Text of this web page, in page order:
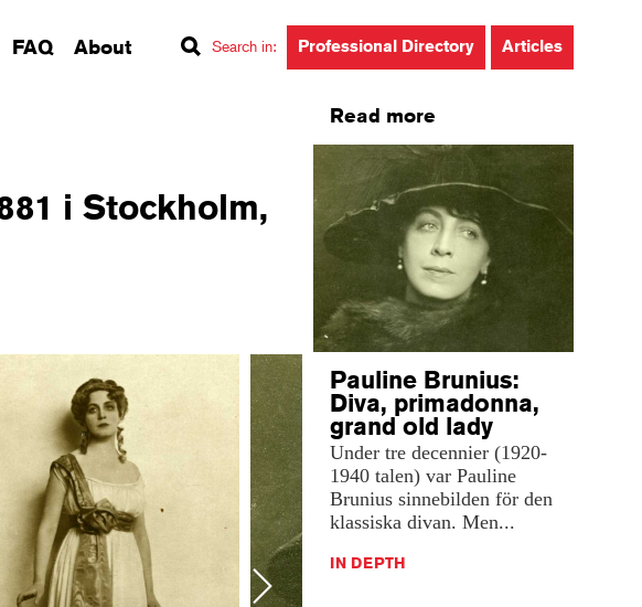
FAQ About Search in: Professional Directory Articles
i Stockholm,
Next
Read more
Pauline Brunius:
Diva, primadonna,
grand old lady
Under tre decennier (1920-
1940 talen) var Pauline
Brunius sinnebilden för den
klassiska divan. Men...
IN DEPTH